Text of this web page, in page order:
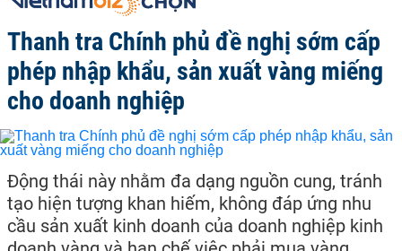
Thanh tra Chính phủ đề nghị sớm cấp
phép nhập khẩu, sản xuất vàng miếng
cho doanh nghiệp
Động thái này nhằm đa dạng nguồn cung, tránh
tạo hiện tượng khan hiếm, không đáp ứng nhu
cầu sản xuất kinh doanh của doanh nghiệp kinh